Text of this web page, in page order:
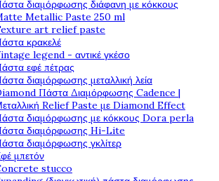
διαμόρφωσης διάφανη με κόκκους
Metallic Paste 250 ml
art relief paste
κρακελέ
legend - αντικέ γκέσο
εφέ πέτρας
διαμόρφωσης μεταλλική λεία
Πάστα Διαμόρφωσης Cadence |
Relief Paste με Diamond Effect
διαμόρφωσης με κόκκους Dora perla
διαμόρφωσης Hi-Lite
διαμόρφωσης γκλίτερ
μπετόν
stucco